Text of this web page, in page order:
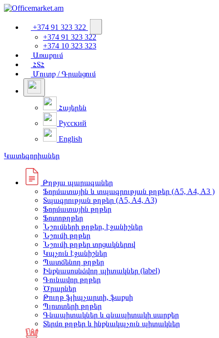
+374 91 323 322
+374 91 323 322
+374 10 323 323
Առաքում
ՀՏՀ
Մուտք / Գրանցում
Հայերեն
Русский
English
Կատեգորիաներ
Թղթյա պարագաներ
Ֆորմատային և տպագրության թղթեր (A5, A4, A3 )
Տպագրության թղթեր (A5, A4, A3)
Ֆորմատային թղթեր
Ֆոտոթղթեր
Նշումների թղթեր, էջանիշներ
Նշումի թղթեր
Նշումի թղթեր տրցակներով
Կպչուն էջանիշներ
Պատճենող թղթեր
Ինքնասոսնձվող պիտակներ (label)
Գունավոր թղթեր
Ծրարներ
Թուղթ ֆլիպչարտի, ֆաքսի
Պլոտտերի թղթեր
Գնապիտակներ և գնապիտակի սարքեր
Տերմո թղթեր և ինքնակպչուն պիտակներ